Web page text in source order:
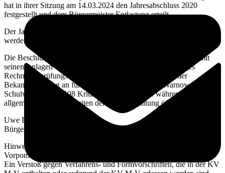
hat in ihrer Sitzung am 14.03.2024 den Jahresabschluss 2020
festgestellt und dem Bürgermeister Entlastung erteilt.
Der Jahresabschluss 2020 mit seinen Anlagen und die Beschlüsse
werden hiermit öffentlich bekannt gemacht.
Die Beschlüsse der Gemeindevertretung, der Jahresabschluss mit
seinen Anlagen und der abschließende Prüfungsvermerk des
Rechnungsprüfungsausschusses liegen vom Zeitpunkt der
Bekanntmachung an für zehn Arbeitstage im Amt Warnow-West,
Schulweg 1a in 18198 Kritzmow, Zimmer 1.11 während der
allgemeinen Öffnungszeiten der Amtsverwaltung öffentlich aus.
Uwe Barten
Bürgermeister
Hinweis gemäß § 5 Abs. 5 der Kommunalverfassung Mecklenburg-
Vorpommern (KV M-V):
Ein Verstoß gegen Verfahrens- und Formvorschriften, die in der KV